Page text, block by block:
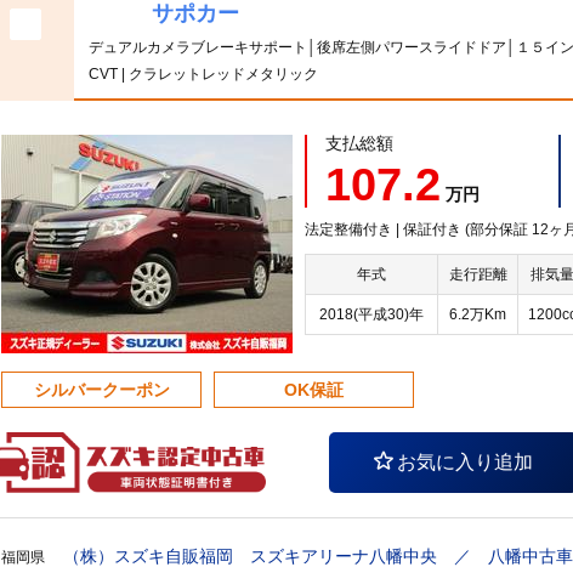
サポカー
デュアルカメラブレーキサポート│後席左側パワースライドドア│１５イ
CVT | クラレットレッドメタリック
支払総額
107.2 万円
法定整備付き | 保証付き (部分保証 12ヶ
年式 走行距離 排気量
2018(平成30)年 6.2万Km
シルバークーポン OK保証
お気に入り追加
福岡県 （株）スズキ自販福岡 スズキアリーナ八幡中央 ／ 八幡中古車